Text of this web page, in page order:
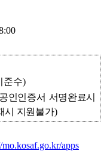
준수)
인인증서 서명완료시
시 지원불가)
mo.kosaf.go.kr/apps